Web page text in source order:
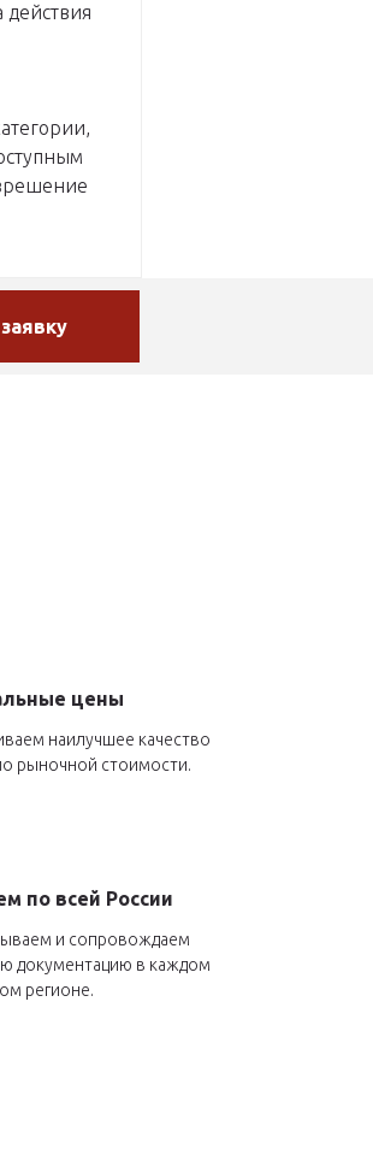
цены
наилучшее качество
рыночной стоимости.
по всей России
и сопровождаем
документацию в каждом
регионе.